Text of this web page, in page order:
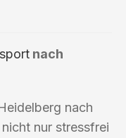
nach
nach
nur stressfrei